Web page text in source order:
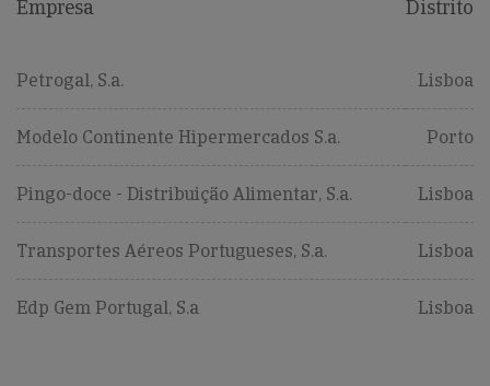
Empresa Distrito
Petrogal, S.a. Lisboa
Modelo Continente Hipermercados S.a. Porto
Pingo-doce - Distribuição Alimentar, S.a. Lisboa
Transportes Aéreos Portugueses, S.a. Lisboa
Edp Gem Portugal, S.a Lisboa